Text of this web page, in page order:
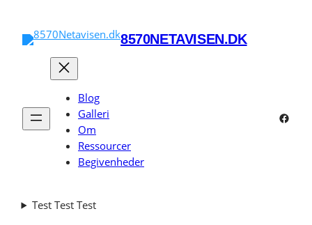
indhold
8570NETAVISEN.DK
Blog
Galleri
Om
Ressourcer
Begivenheder
Test Test Test